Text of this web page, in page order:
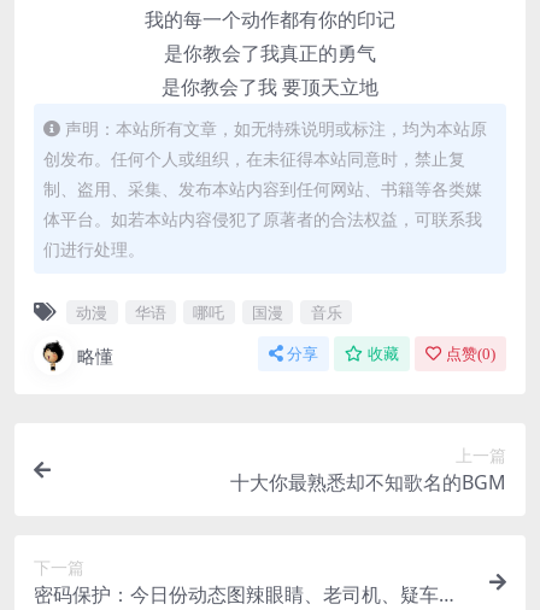
我的每一个动作都有你的印记
是你教会了我真正的勇气
是你教会了我 要顶天立地
声明：本站所有文章，如无特殊说明或标注，均为本站原
创发布。任何个人或组织，在未征得本站同意时，禁止复
制、盗用、采集、发布本站内容到任何网站、书籍等各类媒
体平台。如若本站内容侵犯了原著者的合法权益，可联系我
们进行处理。
动漫 华语 哪吒 国漫 音乐
略懂 分享 收藏 点赞(0)
上一篇
十大你最熟悉却不知歌名的BGM
下一篇
密码保护：今日份动态图辣眼睛、老司机、疑车无